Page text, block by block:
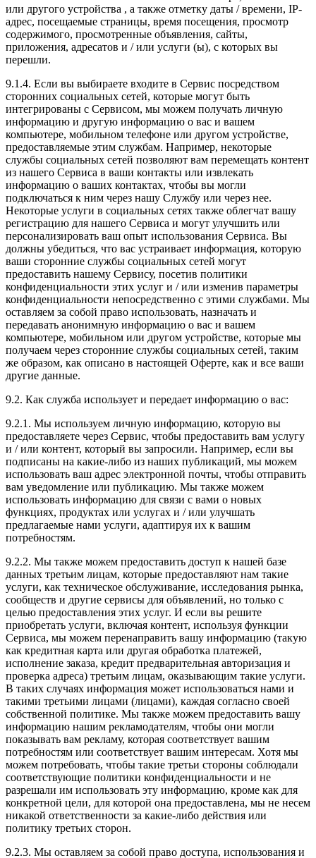
или другого устройства , а также отметку даты / времени, IP-
адрес, посещаемые страницы, время посещения, просмотр
содержимого, просмотренные объявления, сайты,
приложения, адресатов и / или услуги (ы), с которых вы
перешли.
9.1.4. Если вы выбираете входите в Сервис посредством
сторонних социальных сетей, которые могут быть
интегрированы с Сервисом, мы можем получать личную
информацию и другую информацию о вас и вашем
компьютере, мобильном телефоне или другом устройстве,
предоставляемые этим службам. Например, некоторые
службы социальных сетей позволяют вам перемещать контент
из нашего Сервиса в ваши контакты или извлекать
информацию о ваших контактах, чтобы вы могли
подключаться к ним через нашу Службу или через нее.
Некоторые услуги в социальных сетях также облегчат вашу
регистрацию для нашего Сервиса и могут улучшить или
персонализировать ваш опыт использования Сервиса. Вы
должны убедиться, что вас устраивает информация, которую
ваши сторонние службы социальных сетей могут
предоставить нашему Сервису, посетив политики
конфиденциальности этих услуг и / или изменив параметры
конфиденциальности непосредственно с этими службами. Мы
оставляем за собой право использовать, назначать и
передавать анонимную информацию о вас и вашем
компьютере, мобильном или другом устройстве, которые мы
получаем через сторонние службы социальных сетей, таким
же образом, как описано в настоящей Оферте, как и все ваши
другие данные.
9.2. Как служба использует и передает информацию о вас:
9.2.1. Мы используем личную информацию, которую вы
предоставляете через Сервис, чтобы предоставить вам услугу
и / или контент, который вы запросили. Например, если вы
подписаны на какие-либо из наших публикаций, мы можем
использовать ваш адрес электронной почты, чтобы отправить
вам уведомление или публикацию. Мы также можем
использовать информацию для связи с вами о новых
функциях, продуктах или услугах и / или улучшать
предлагаемые нами услуги, адаптируя их к вашим
потребностям.
9.2.2. Мы также можем предоставить доступ к нашей базе
данных третьим лицам, которые предоставляют нам такие
услуги, как техническое обслуживание, исследования рынка,
сообществ и другие сервисы для объявлений, но только с
целью предоставления этих услуг. И если вы решите
приобретать услуги, включая контент, используя функции
Сервиса, мы можем перенаправить вашу информацию (такую
как кредитная карта или другая обработка платежей,
исполнение заказа, кредит предварительная авторизация и
проверка адреса) третьим лицам, оказывающим такие услуги.
В таких случаях информация может использоваться нами и
такими третьими лицами (лицами), каждая согласно своей
собственной политике. Мы также можем предоставить вашу
информацию нашим рекламодателям, чтобы они могли
показывать вам рекламу, которая соответствует вашим
потребностям или соответствует вашим интересам. Хотя мы
можем потребовать, чтобы такие третьи стороны соблюдали
соответствующие политики конфиденциальности и не
разрешали им использовать эту информацию, кроме как для
конкретной цели, для которой она предоставлена, мы не несем
никакой ответственности за какие-либо действия или
политику третьих сторон.
9.2.3. Мы оставляем за собой право доступа, использования и